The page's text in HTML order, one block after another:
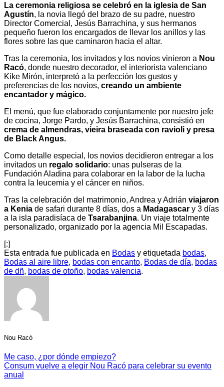
La ceremonia religiosa se celebró en la iglesia de San
Agustín, la novia llegó del brazo de su padre, nuestro
Director Comercial, Jesús Barrachina, y sus hermanos
pequeño fueron los encargados de llevar los anillos y las
flores sobre las que caminaron hacia el altar.
Tras la ceremonia, los invitados y los novios vinieron a Nou
Racó, donde nuestro decorador, el interiorista valenciano
Kike Mirón, interpretó a la perfección los gustos y
preferencias de los novios, creando un ambiente
encantador y mágico.
El menú, que fue elaborado conjuntamente por nuestro jefe
de cocina, Jorge Pardo, y Jesús Barrachina, consistió en
crema de almendras, vieira braseada con ravioli y presa
de Black Angus.
Como detalle especial, los novios decidieron entregar a los
invitados un regalo solidario: unas pulseras de la
Fundación Aladina para colaborar en la labor de la lucha
contra la leucemia y el cáncer en niños.
Tras la celebración del matrimonio, Andrea y Adrián viajaron
a Kenia de safari durante 8 días, dos a Madagascar y 3 días
a la isla paradisíaca de Tsarabanjina. Un viaje totalmente
personalizado, organizado por la agencia Mil Escapadas.
[:]
Esta entrada fue publicada en Bodas y etiquetada bodas,
Bodas al aire libre, bodas con encanto, Bodas de día, bodas
de dñ, bodas de otoño, bodas valencia.
Nou Racó
Me caso, ¿por dónde empiezo?
Consum vuelve a elegir Nou Racó para celebrar su evento
anual